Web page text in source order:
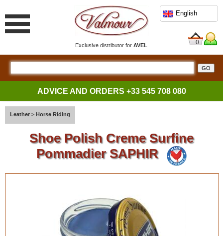
Exclusive distributor forAVEL
English
0
ADVICE AND ORDERS +33 545 708 080
Leather > Horse Riding
Shoe Polish Creme Surfine
Pommadier SAPHIR